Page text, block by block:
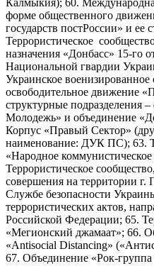
Калмыкия); 60.
форме общественного
государств постРоссии» и ее
Террористическое
назначения «Донбасс» 15-го
Национальной гвардии
Украинское
освободительное движение
структурные подразделения
Молодежь» и объединение
Корпус «Правый Сектор»
наименование: ДУК ПС); 63.
«Народное
Террористическое
совершения на территории
Службе безопасности
террористических актов,
Российской Федерации; 65.
«Мегионский джамаат»; 66.
«Antisocial Distancing»
67. Объединение «Рок-